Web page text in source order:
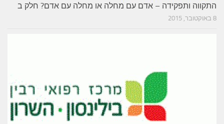
התקווה ותפקידה – אדם עם מחלה או מחלה עם אדם? חלק ב
8 באוקטובר, 2015